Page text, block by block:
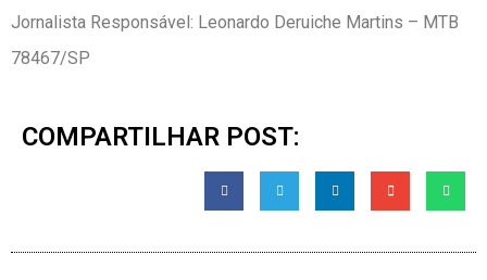
Jornalista Responsável: Leonardo Deruiche Martins – MTB
78467/SP
COMPARTILHAR POST: